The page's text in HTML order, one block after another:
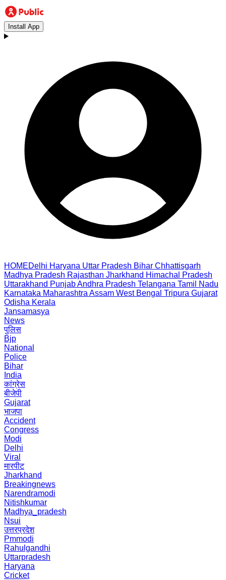
Install App
HOMEDelhi Haryana Uttar Pradesh Bihar Chhattisgarh
Madhya Pradesh Rajasthan Jharkhand Himachal Pradesh
Uttarakhand PunjabAndhra Pradesh Telangana Tamil Nadu
Karnataka Maharashtra Assam West Bengal Tripura Gujarat
Odisha Kerala
Jansamasya
News
पुलिस
Bjp
National
Police
Bihar
India
कांग्रेस
बीजेपी
Gujarat
भाजपा
Accident
Congress
Modi
Delhi
Viral
मारपीट
Jharkhand
Breakingnews
Narendramodi
Nitishkumar
Madhya_pradesh
Nsui
उत्तरप्रदेश
Pmmodi
Rahulgandhi
Uttarpradesh
Haryana
Cricket